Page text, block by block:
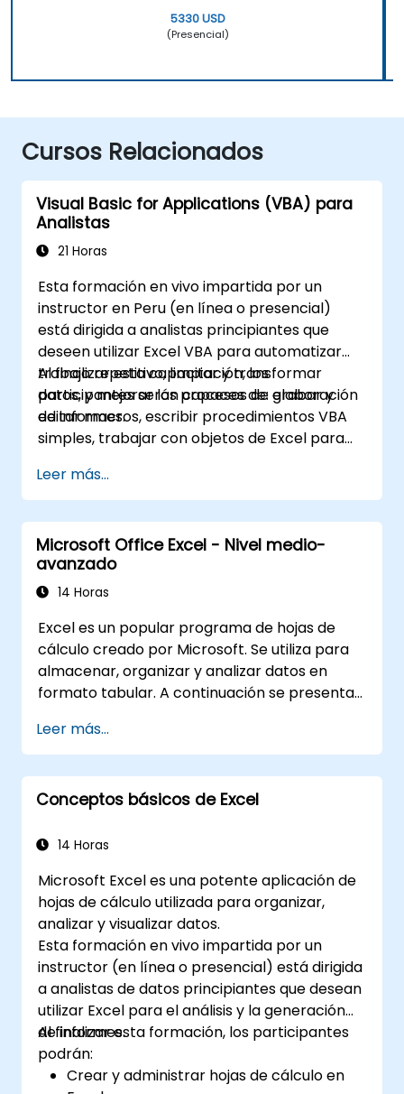
5330 USD
(Presencial)
Cursos Relacionados
Visual Basic for Applications (VBA) para
Analistas
21 Horas
Esta formación en vivo impartida por un
instructor en Peru (en línea o presencial)
está dirigida a analistas principiantes que
deseen utilizar Excel VBA para automatizar
trabajo repetitivo, limpiar y transformar
datos, y mejorar los procesos de elaboración
de informes.
Al finalizar esta capacitación, los
participantes serán capaces de: grabar y
editar macros, escribir procedimientos VBA
simples, trabajar con objetos de Excel para
básicas de automatización.
Leer más...
Microsoft Office Excel - Nivel medio-
avanzado
14 Horas
Excel es un popular programa de hojas de
cálculo creado por Microsoft. Se utiliza para
almacenar, organizar y analizar datos en
formato tabular. A continuación se presentan
clave de Excel: 1. Hojas de cálculo: Consiste en
hojas donde cada una es una matriz
compuesta por celdas dispuestas en filas y
columnas. Permite crear varias hojas dentro
organización de diferentes conjuntos de
diversos cálculos matemáticos, estadísticos y
lógicos mediante fórmulas. Dispone de un
amplio conjunto de funciones integradas,
como SUMA, PROMEDIO, MAX, MIN, SI,
BUSCARV, etc. 3. Formato y apariencia de los
datos: Ofrece herramientas para dar formato
a los datos, incluyendo cambios en la fuente,
color y estilo, así como la creación de
gráficos, tablas dinámicas y diagramas. 4.
Ordenación, filtrado y agrupación: Permite
Leer más...
Conceptos básicos de Excel
14 Horas
Microsoft Excel es una potente aplicación de
hojas de cálculo utilizada para organizar,
analizar y visualizar datos.
Esta formación en vivo impartida por un
instructor (en línea o presencial) está dirigida
a analistas de datos principiantes que desean
utilizar Excel para el análisis y la generación
de informes.
Al finalizar esta formación, los participantes
podrán:
Crear y administrar hojas de cálculo en